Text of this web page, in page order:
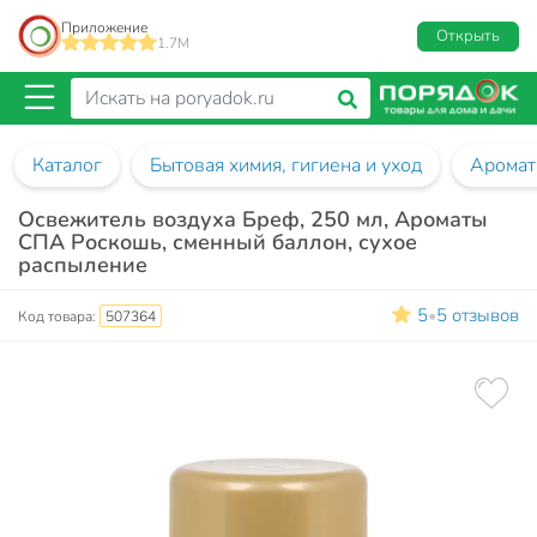
Приложение
1.7M
Открыть
Каталог Бытовая химия, гигиена и уход
Освежитель воздуха Бреф, 250 мл, Ароматы
СПА Роскошь, сменный баллон, сухое
распыление
Код товара: 507364 5•5 отзывов